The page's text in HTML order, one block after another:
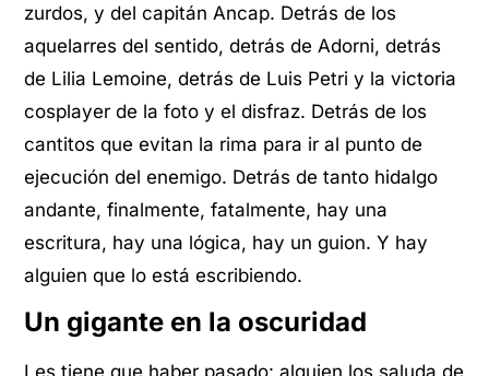
zurdos, y del capitán Ancap. Detrás de los
aquelarres del sentido, detrás de Adorni, detrás
de Lilia Lemoine, detrás de Luis Petri y la victoria
cosplayer de la foto y el disfraz. Detrás de los
cantitos que evitan la rima para ir al punto de
ejecución del enemigo. Detrás de tanto hidalgo
andante, finalmente, fatalmente, hay una
escritura, hay una lógica, hay un guion. Y hay
alguien que lo está escribiendo.
Un gigante en la oscuridad